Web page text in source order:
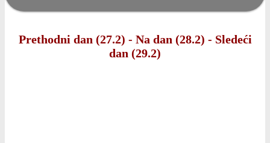
Prethodni dan (27.2) - Na dan (28.2) - Sledeći
dan (29.2)